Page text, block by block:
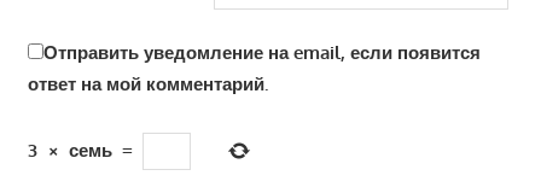
Отправить уведомление на email, если появится
ответ на мой комментарий.
3 × семь =